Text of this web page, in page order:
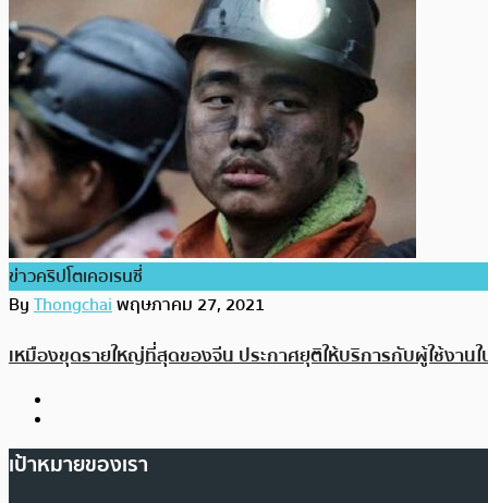
ข่าวคริปโตเคอเรนซี่
ByThongchaiพฤษภาคม 27, 2021
เหมืองขุดรายใหญ่ที่สุดของจีน ประกาศยุติให้บริการกับผู้ใช้งานใ
เป้าหมายของเรา